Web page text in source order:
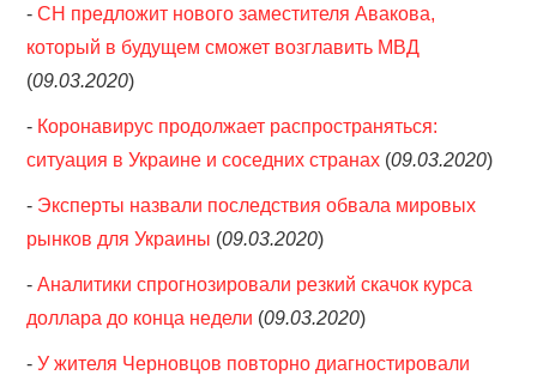
-СН предложит нового заместителя Авакова,
который в будущем сможет возглавить МВД
(09.03.2020)
- Коронавирус продолжает распространяться:
ситуация в Украине и соседних странах (09.03.2020)
- Эксперты назвали последствия обвала мировых
рынков для Украины (09.03.2020)
-Аналитики спрогнозировали резкий скачок курса
доллара до конца недели (09.03.2020)
-У жителя Черновцов повторно диагностировали